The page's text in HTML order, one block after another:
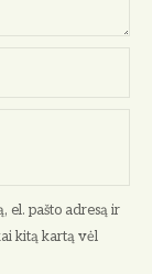
el. pašto adresą ir
kitą kartą vėl